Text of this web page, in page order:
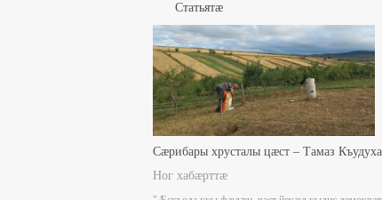
Статьятæ
Сæрибары хрусталы цæст – Тамаз
Ног хабæрттæ